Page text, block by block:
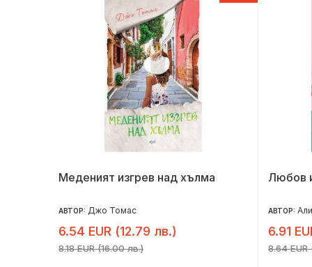
Меденият изгрев над хълма
АВТОР: Джо Томас
6.54 EUR (12.79 лв.)
8.18 EUR (16.00 лв.)
Любов
АВТОР:
6.91
8.64 EUR